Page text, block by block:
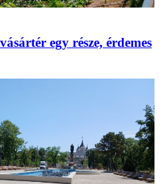
egy része, érdemes